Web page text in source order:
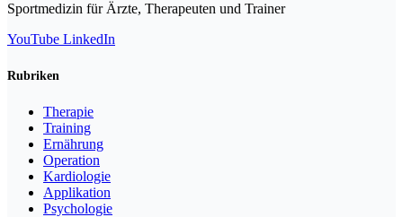
Sportmedizin für Ärzte, Therapeuten und Trainer
YouTube LinkedIn
Rubriken
Therapie
Training
Ernährung
Operation
Kardiologie
Applikation
Psychologie